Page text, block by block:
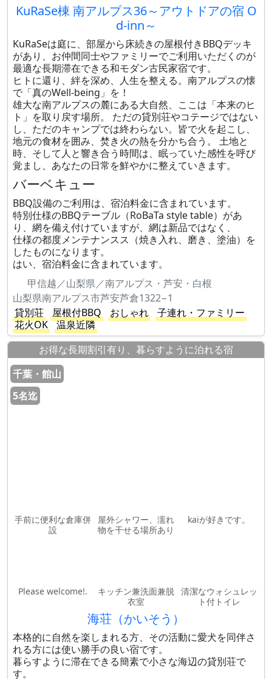
KuRaSe棟 南アルプス36～アウトドアの宿 O
d-inn～
KuRaSeは庭に、部屋から床続きの屋根付きBBQデッキ
があり、お仲間同士やファミリーでご利用いただくのが
最適な長期滞在できる和モダン古民家宿です。
ヒトに還り、絆を深め、人生を整える。南アルプスの懐
で「真のWell-being」を！
雄大な南アルプスの麓にある大自然、ここは「本来のヒ
ト」を取り戻す場所。 ただの貸別荘やコテージではない
し、ただのキャンプでは終わらない。皆で火を起こし、
地元の食材を囲み、焚き火の熱を分かち合う。 土地と
時、そして人と響き合う時間は、眠っていた感性を呼び
覚まし、あなたの日常を鮮やかに整えていきます。
バーベキュー
BBQ設備のご利用は、宿泊料金に含まれています。
特別仕様のBBQテーブル（RoBaTa style table）があ
り、網を備え付けていますが、網は新品ではなく、
仕様の都度メンテナンスス（焼き入れ、磨き、塗油）を
したものになります。
はい、宿泊料金に含まれています。
甲信越／山梨県／南アルプス・芦安・白根
山梨県南アルプス市芦安芦倉1322−1
貸別荘
屋根付BBQ おしゃれ
子連れ・ファミリー
花火OK
温泉近隣
お得な長期割引有り、暮らすように泊れる宿
千葉・館山
5名迄
手前に便利な倉庫併
設
屋外シャワー、濡れ
物を干せる場所あり
kaiが好きです。
Please welcome!.
キッチン兼洗面兼脱
衣室
清潔なウォシュレッ
ト付トイレ
海荘（かいそう）
本格的に自然を楽しまれる方、その活動に愛犬を同伴さ
れる方には使い勝手の良い宿です。
暮らすように滞在できる簡素で小さな海辺の貸別荘で
す。